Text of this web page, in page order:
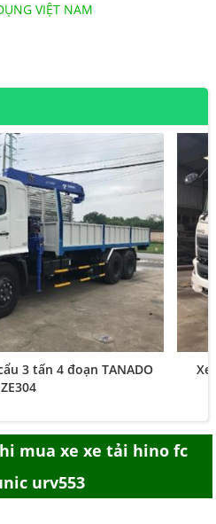
VIỆT NAM
3 tấn 4 đoạn TANADO
ZE304
Xe
mua xe xe tải hino fc
urv553